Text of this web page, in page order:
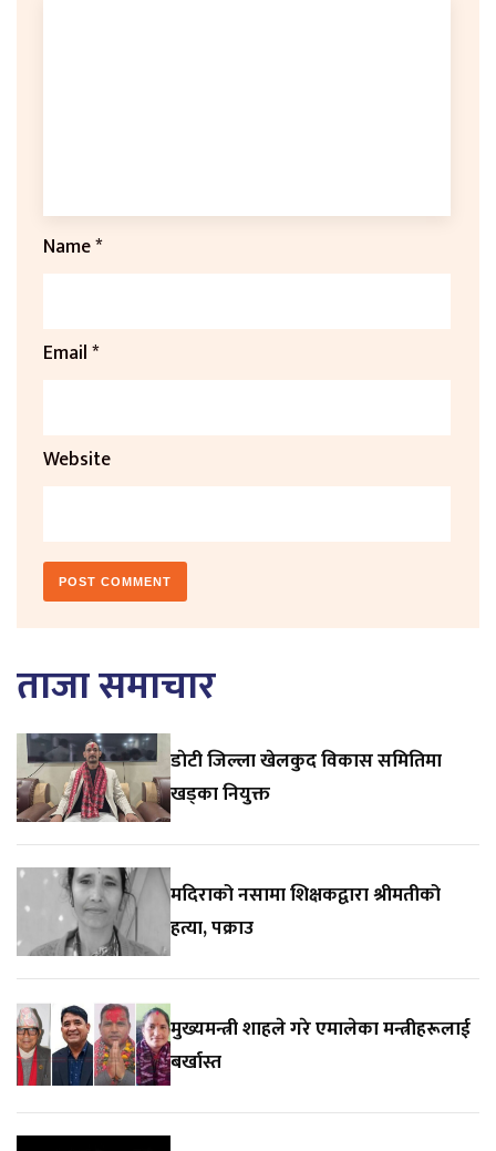
Name*
Email*
Website
ताजा समाचार
डाेटी जिल्ला खेलकुद विकास समितिमा
खड्का नियुक्त
मदिराको नसामा शिक्षकद्वारा श्रीमतीको
हत्या, पक्राउ
मुख्यमन्त्री शाहले गरे एमालेका मन्त्रीहरूलाई
बर्खास्त